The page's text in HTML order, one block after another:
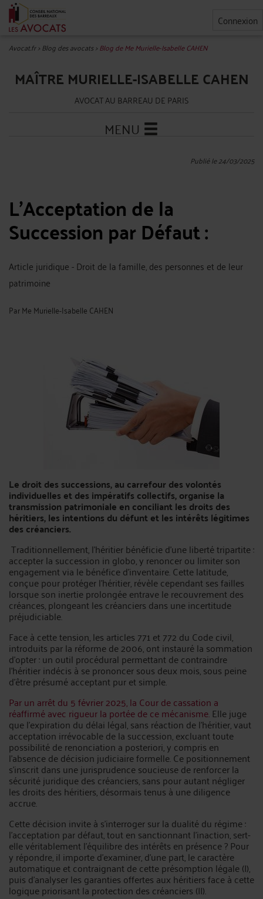
Connexion
Avocat.fr>Blog des avocats>Blog de Me Murielle-Isabelle CAHEN
MAÎTRE MURIELLE-ISABELLE CAHEN
AVOCAT AU BARREAU DE PARIS
MENU
Publié le 24/03/2025
L’Acceptation de la
Succession par Défaut :
Article juridique - Droit de la famille, des personnes et de leur
patrimoine
ParMe Murielle-Isabelle CAHEN
Le droit des successions, au carrefour des volontés
individuelles et des impératifs collectifs, organise la
transmission patrimoniale en conciliant les droits des
héritiers, les intentions du défunt et les intérêts légitimes
des créanciers.
Traditionnellement, l’héritier bénéficie d’une liberté tripartite :
accepter la succession in globo, y renoncer ou limiter son
engagement via le bénéfice d’inventaire. Cette latitude,
conçue pour protéger l’héritier, révèle cependant ses failles
lorsque son inertie prolongée entrave le recouvrement des
créances, plongeant les créanciers dans une incertitude
préjudiciable.
Face à cette tension, les articles 771 et 772 du Code civil,
introduits par la réforme de 2006, ont instauré la sommation
d’opter : un outil procédural permettant de contraindre
l’héritier indécis à se prononcer sous deux mois, sous peine
d’être présumé acceptant pur et simple.
Par un arrêt du 5 février 2025, la Cour de cassation a
réaffirmé avec rigueur la portée de ce mécanisme. Elle juge
que l’expiration du délai légal, sans réaction de l’héritier, vaut
acceptation irrévocable de la succession, excluant toute
possibilité de renonciation a posteriori, y compris en
l’absence de décision judiciaire formelle. Ce positionnement
s’inscrit dans une jurisprudence soucieuse de renforcer la
sécurité juridique des créanciers, sans pour autant négliger
les droits des héritiers, désormais tenus à une diligence
accrue.
Cette décision invite à s’interroger sur la dualité du régime :
l’acceptation par défaut, tout en sanctionnant l’inaction, sert-
elle véritablement l’équilibre des intérêts en présence ? Pour
y répondre, il importe d’examiner, d’une part, le caractère
automatique et contraignant de cette présomption légale (I),
puis d’analyser les garanties offertes aux héritiers face à cette
logique priorisant la protection des créanciers (II).